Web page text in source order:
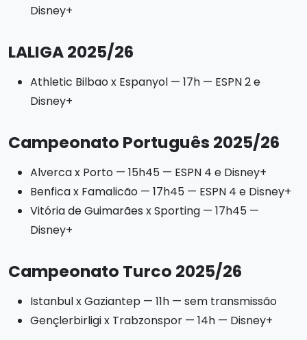
Disney+
LALIGA 2025/26
Athletic Bilbao x Espanyol — 17h — ESPN 2 e
Disney+
Campeonato Português 2025/26
Alverca x Porto — 15h45 — ESPN 4 e Disney+
Benfica x Famalicão — 17h45 — ESPN 4 e Disney+
Vitória de Guimarães x Sporting — 17h45 —
Disney+
Campeonato Turco 2025/26
Istanbul x Gaziantep — 11h — sem transmissão
Gençlerbirligi x Trabzonspor — 14h — Disney+